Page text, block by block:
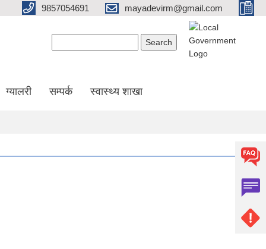
9857054691 mayadevirm@gmail.com
ग्यालरी सम्पर्क स्वास्थ्य शाखा